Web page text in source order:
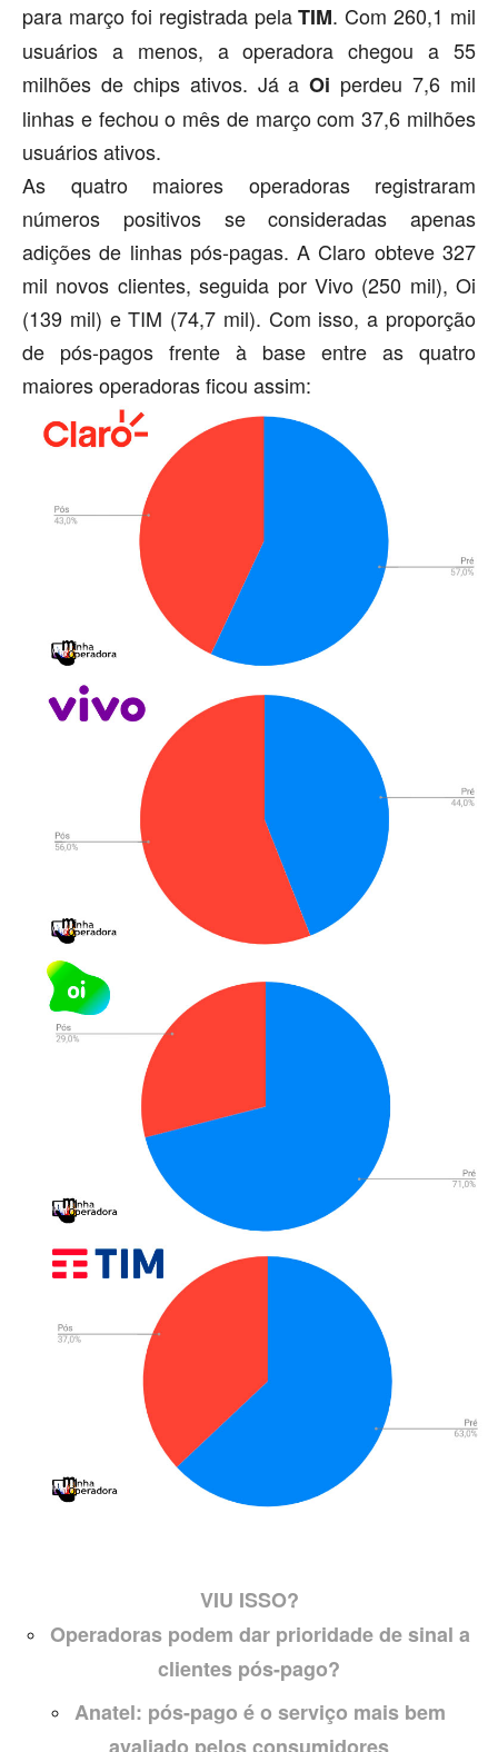
para março foi registrada pelaTIM. Com 260,1 mil
usuários a menos, a operadora chegou a 55
milhões de chips ativos. Já aOi perdeu 7,6 mil
linhas e fechou o mês de março com 37,6 milhões
usuários ativos.
As quatro maiores operadoras registraram
números positivos se consideradas apenas
adições de linhas pós-pagas. A Claro obteve 327
mil novos clientes, seguida por Vivo (250 mil), Oi
(139 mil) e TIM (74,7 mil). Com isso, a proporção
de pós-pagos frente à base entre as quatro
maiores operadoras ficou assim:
VIU ISSO?
Operadoras podem dar prioridade de sinal a
clientes pós-pago?
Anatel: pós-pago é o serviço mais bem
avaliado pelos consumidores